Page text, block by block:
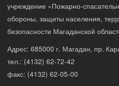
учреждение «Пожарно-
обороны, защиты населения,
безопасности Магаданской
Адрес: 685000 г. Магадан, пр.
тел.: (4132) 62-72-42
факс: (4132) 62-05-00